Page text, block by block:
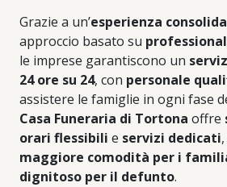
Grazie a un’esperienza
approccio basato su
le imprese garantiscono un
24 ore su 24, con personale
assistere le famiglie in ogni fase
Casa Funeraria di Tortona offre
orari flessibili e servizi dedicati
maggiore comodità per i
dignitoso per il defunto.